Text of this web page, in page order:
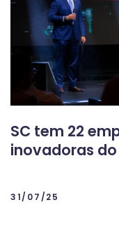
SC tem 22
inovadoras do
31/07/25